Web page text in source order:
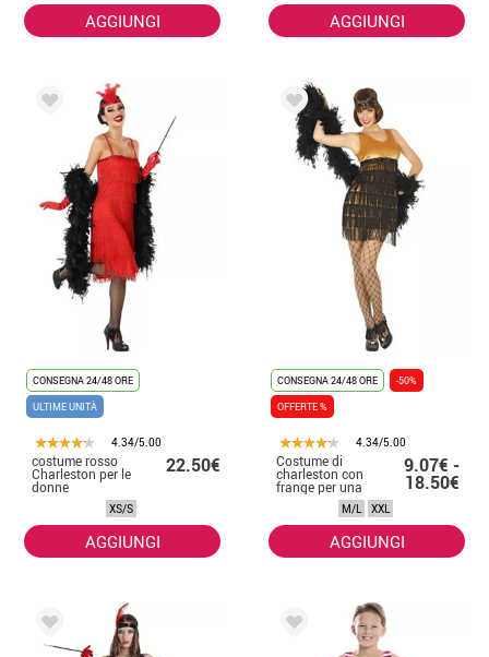
AGGIUNGI AGGIUNGI
CONSEGNA 24/48 ORE
ULTIME UNITÀ
4.34/5.00
costume rosso
Charleston per le
donne
22.50€
XS/S
AGGIUNGI
CONSEGNA 24/48 ORE
-50%
OFFERTE %
4.34/5.00
Costume di
charleston con
frange per una
donna
9.07€ -
18.50€
M/L XXL
AGGIUNGI